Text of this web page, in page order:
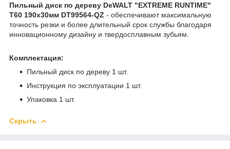
Пильный диск по дереву DeWALT "EXTREME RUNTIME"
T60 190x30мм DT99564-QZ - обеспечивают максимальную
точность резки и более длительный срок службы благодаря
инновационному дизайну и твердосплавным зубьям.
Комплектация:
Пильный диск по дереву 1 шт.
Инструкция по эксплуатации 1 шт.
Упаковка 1 шт.
Скрыть